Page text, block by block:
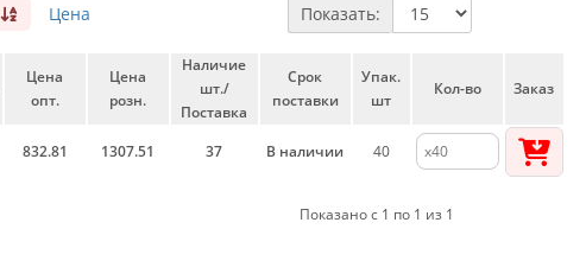
Цена Показать:
Цена
опт.
Цена
розн.
Наличие
шт./
Поставка
Срок
поставки
Упак.
шт
Кол-во Заказ
832.81 1307.51 37 В наличии 40
Показано с 1 по 1 из 1